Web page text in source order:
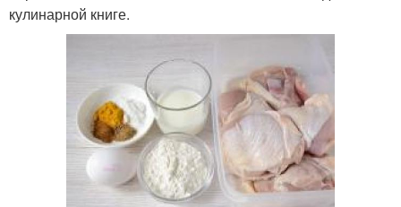
кулинарной книге.